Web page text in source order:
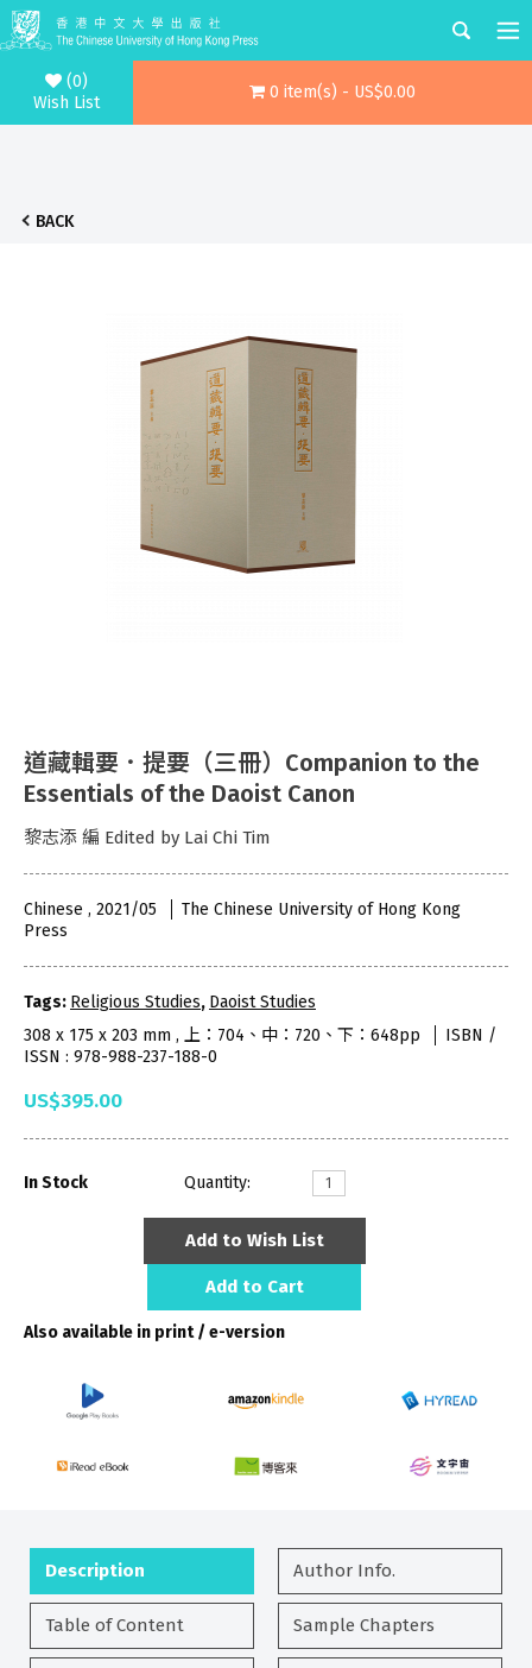
(0)
Wish List
0 item(s) - US$0.00
BACK
道藏輯要．提要（三冊）Companion to the
Essentials of the Daoist Canon
黎志添 編 Edited by Lai Chi Tim
Chinese , 2021/05
The Chinese University of Hong Kong
Press
Tags: Religious Studies, Daoist Studies
308 x 175 x 203 mm , 上：704、中：720、下：648pp
ISBN /
ISSN : 978-988-237-188-0
US$395.00
In Stock Quantity:
Add to Wish List
Add to Cart
Also available in print / e-version
Description Author Info.
Table of Content Sample Chapters